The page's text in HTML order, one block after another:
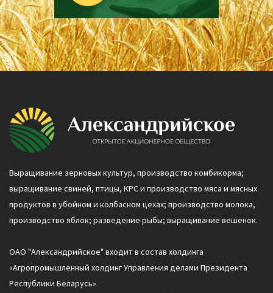
Выращивание зерновых культур, производство комбикорма;
выращивание свиней, птицы, КРС и производство мяса и мясных
продуктов в убойном и колбасном цехах; производство молока,
производство яблок; разведение рыбы; выращивание вешенок.
ОАО "Александрийское" входит в состав холдинга
«Агропромышленный холдинг Управления делами Президента
Республики Беларусь»